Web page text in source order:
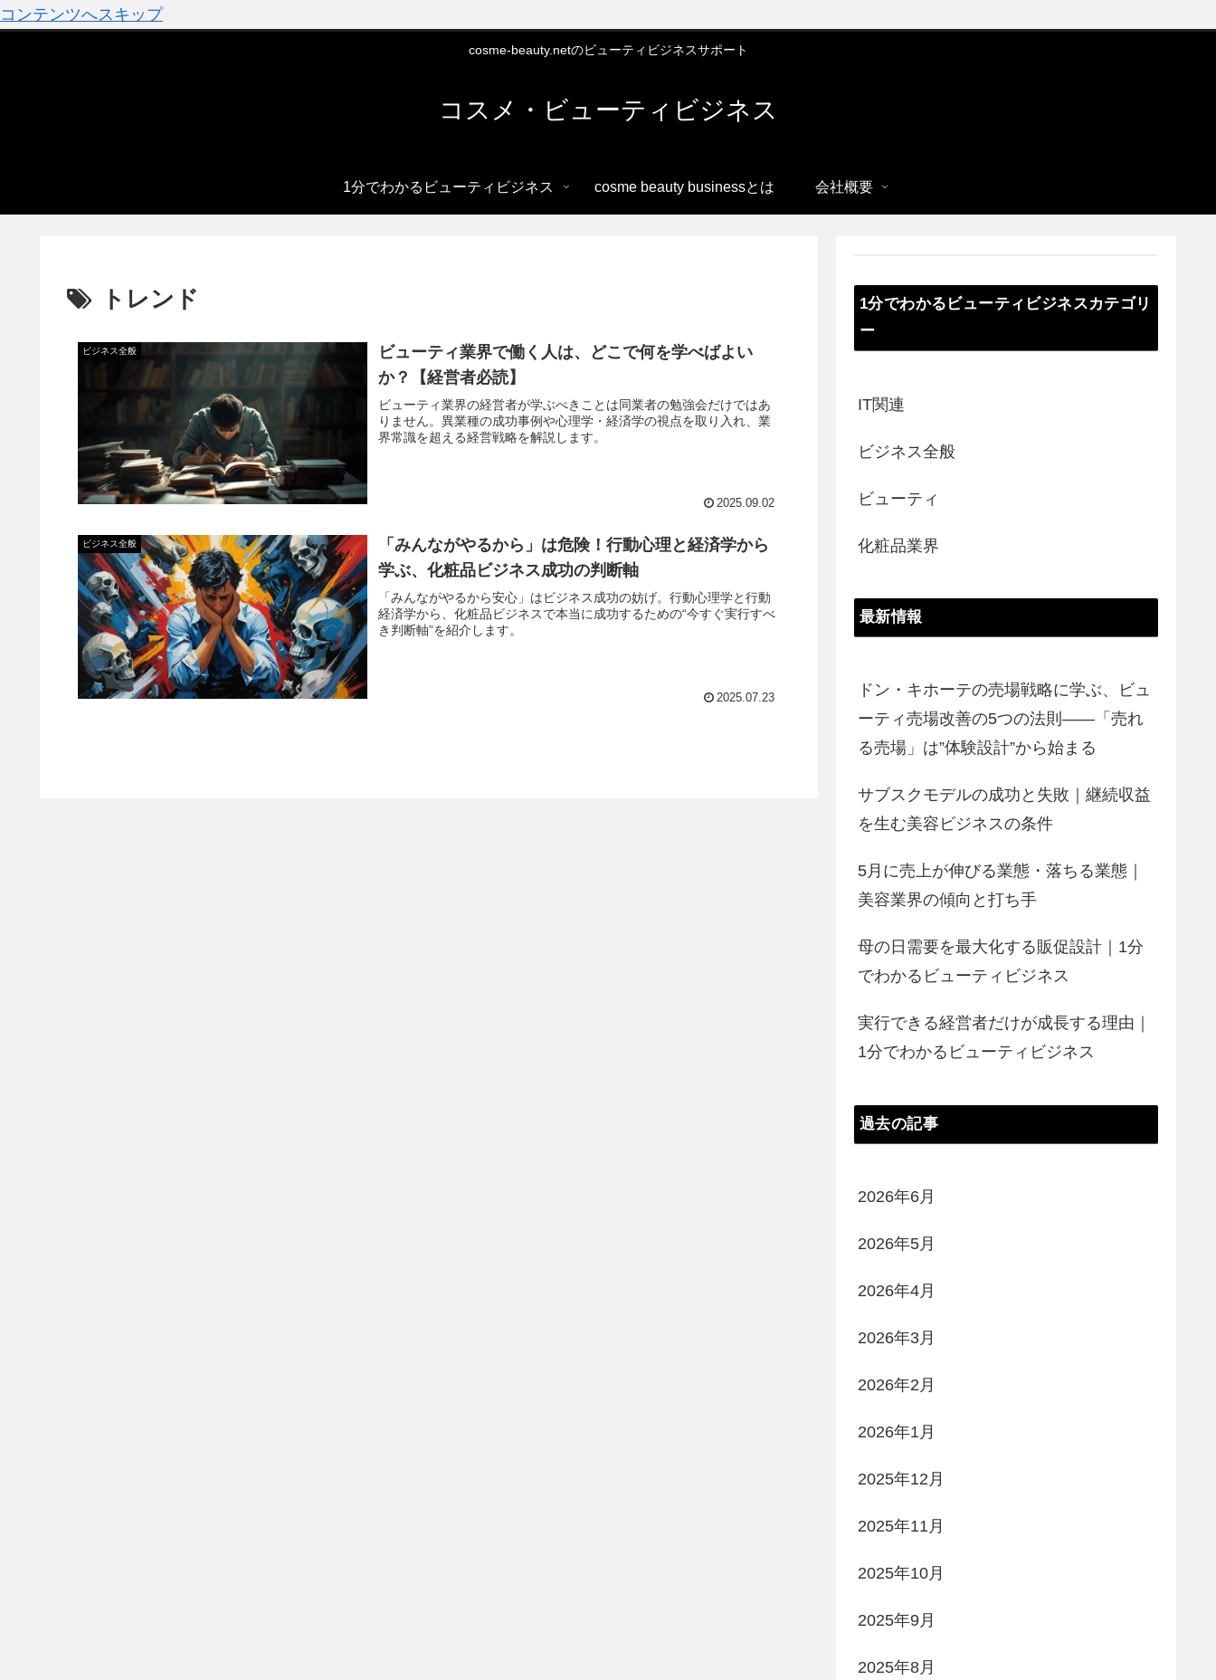
コンテンツへスキップ
cosme-beauty.netのビューティビジネスサポート
コスメ・ビューティビジネス
1分でわかるビューティビジネス cosme beauty businessとは 会社概要
トレンド
ビジネス全般
ビューティ業界で働く人は、どこで何を学べばよい
か？【経営者必読】
ビューティ業界の経営者が学ぶべきことは同業者の勉強会だけではあ
りません。異業種の成功事例や心理学・経済学の視点を取り入れ、業
界常識を超える経営戦略を解説します。
2025.09.02
ビジネス全般
「みんながやるから」は危険！行動心理と経済学から
学ぶ、化粧品ビジネス成功の判断軸
「みんながやるから安心」はビジネス成功の妨げ。行動心理学と行動
経済学から、化粧品ビジネスで本当に成功するための“今すぐ実行すべ
き判断軸”を紹介します。
2025.07.23
1分でわかるビューティビジネスカテゴリ
ー
IT関連
ビジネス全般
ビューティ
化粧品業界
最新情報
ドン・キホーテの売場戦略に学ぶ、ビュ
ーティ売場改善の5つの法則――「売れ
る売場」は”体験設計”から始まる
サブスクモデルの成功と失敗｜継続収益
を生む美容ビジネスの条件
5月に売上が伸びる業態・落ちる業態｜
美容業界の傾向と打ち手
母の日需要を最大化する販促設計｜1分
でわかるビューティビジネス
実行できる経営者だけが成長する理由｜
1分でわかるビューティビジネス
過去の記事
2026年6月
2026年5月
2026年4月
2026年3月
2026年2月
2026年1月
2025年12月
2025年11月
2025年10月
2025年9月
2025年8月